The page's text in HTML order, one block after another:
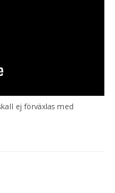
ej förväxlas med